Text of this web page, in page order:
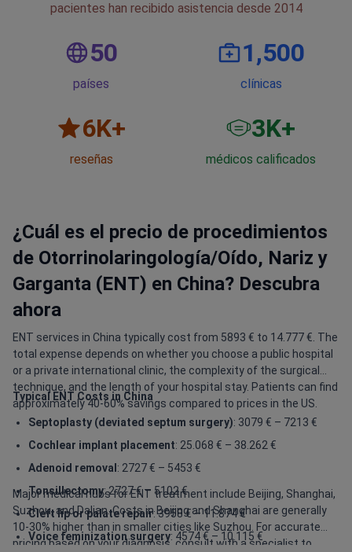
pacientes han recibido asistencia desde 2014
50
países
1,500
clínicas
6K+
reseñas
3K+
médicos calificados
¿Cuál es el precio de procedimientos
de Otorrinolaringología/Oído, Nariz y
Garganta (ENT) en China? Descubra
ahora
ENT services in China typically cost from 5893 € to 14.777 €. The
total expense depends on whether you choose a public hospital
or a private international clinic, the complexity of the surgical
technique, and the length of your hospital stay. Patients can find
approximately 40-60% savings compared to prices in the US.
Typical ENT Costs in China
Septoplasty (deviated septum surgery): 3079 € – 7213 €
Cochlear implant placement: 25.068 € – 38.262 €
Adenoid removal : 2727 € – 5453 €
Tonsillectomy: 2727 € – 5102 €
Cleft lip or palate repair: 3958 € – 11.874 €
Voice feminization surgery: 4574 € – 10.115 €
Major medical hubs for ENT treatment include Beijing, Shanghai,
Suzhou, and Dalian. Costs in Beijing and Shanghai are generally
10-30% higher than in smaller cities like Suzhou. For accurate
pricing based on your diagnosis, consult with a specialist to